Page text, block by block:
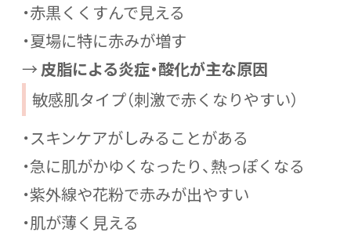
・赤黒くくすんで見える
・夏場に特に赤みが増す
→皮脂による炎症・酸化が主な原因
敏感肌タイプ（刺激で赤くなりやすい）
・スキンケアがしみることがある
・急に肌がかゆくなったり、熱っぽくなる
・紫外線や花粉で赤みが出やすい
・肌が薄く見える